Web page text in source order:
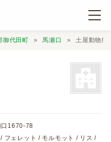
御代田町 馬瀬口 土屋動物病
口1670-78
フェレット / モルモット / リス /